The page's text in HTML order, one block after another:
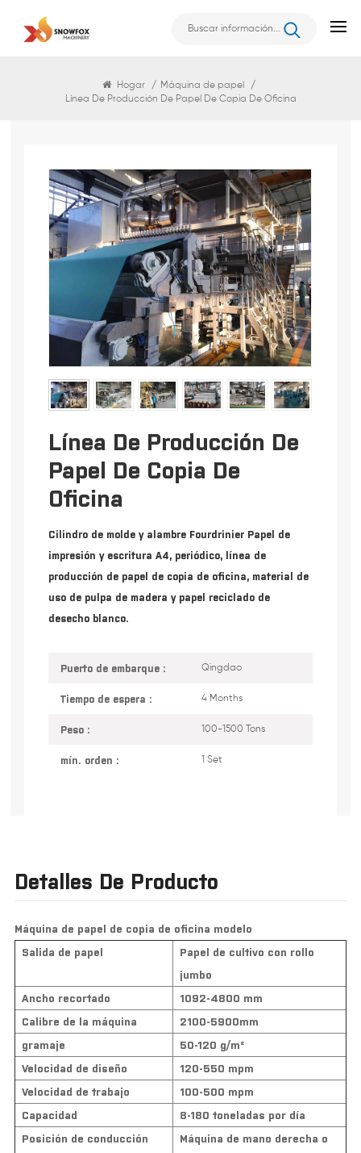
Hogar / Máquina de papel
/
Línea De Producción De Papel De Copia De Oficina
Línea De Producción De
Papel De Copia De
Oficina
Cilindro de molde y alambre Fourdrinier Papel de
impresión y escritura A4, periódico, línea de
producción de papel de copia de oficina, material de
uso de pulpa de madera y papel reciclado de
desecho blanco.
Puerto de embarque : Qingdao
Tiempo de espera : 4 Months
Peso : 100-1500 Tons
mín. orden : 1 Set
Detalles De Producto
Máquina de papel de copia de oficina modelo
Salida de papel
Papel de cultivo con rollo
jumbo
Ancho recortado
1092-4800 mm
Calibre de la máquina
2100-5900mm
gramaje
50-120 g/m²
Velocidad de diseño
120-550 mpm
Velocidad de trabajo
100-500 mpm
Capacidad
8-180 toneladas por día
Posición de conducción
Máquina de mano derecha o